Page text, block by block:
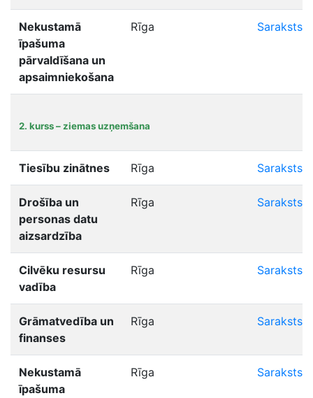
Nekustamā
īpašuma
pārvaldīšana un
apsaimniekošana
Rīga Saraksts
2. kurss – ziemas uzņemšana
Tiesību zinātnes Rīga Saraksts
Drošība un
personas datu
aizsardzība
Rīga Saraksts
Cilvēku resursu
vadība
Rīga Saraksts
Grāmatvedība un
finanses
Rīga Saraksts
Nekustamā
īpašuma
Rīga Saraksts